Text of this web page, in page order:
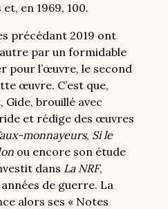
et, en 1969, 100.
précédant 2019 ont
par un formidable
pour l’œuvre, le second
œuvre. C’est que,
Gide, brouillé avec
et rédige des œuvres
monnayeurs, Si le
ou encore son étude
dans La NRF,
de guerre. La
alors ses « Notes